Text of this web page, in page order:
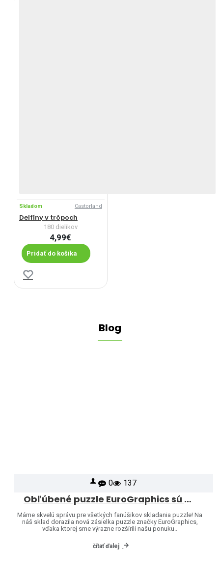
Skladom Castorland
Delfíny v trópoch
180 dielikov
4,99€
Pridať do košíka
Blog
0 137
Obľúbené puzzle EuroGraphics sú opäť skladom – a ponuku sme rozšírili o ďalšie motívy!
Máme skvelú správu pre všetkých fanúšikov skladania puzzle! Na
náš sklad dorazila nová zásielka puzzle značky EuroGraphics,
vďaka ktorej sme výrazne rozšírili našu ponuku..
čítať ďalej